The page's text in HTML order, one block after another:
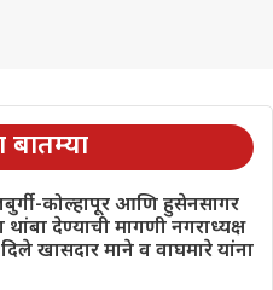
बातम्या
कोल्हापूर आणि हुसेनसागर
थांबा देण्याची मागणी नगराध्यक्ष
दिले खासदार माने व वाघमारे यांना